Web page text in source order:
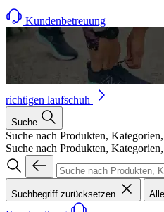
Kundenbetreuung
richtigen laufschuh
Suche
Suche nach Produkten,
Suche nach Produkten,
Suchbegriff zurücksetzen